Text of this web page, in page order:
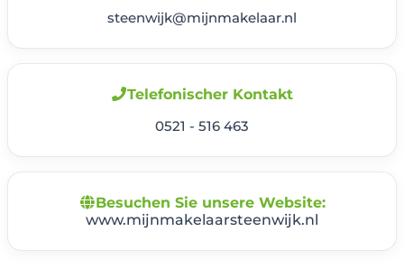
steenwijk@mijnmakelaar.nl
Telefonischer Kontakt
0521 - 516 463
Besuchen Sie unsere Website:
www.mijnmakelaarsteenwijk.nl